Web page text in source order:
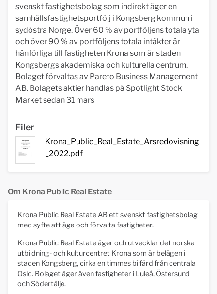
svenskt fastighetsbolag som indirekt äger en
samhällsfastighetsportfölj i Kongsberg kommun i
sydöstra Norge. Över 60 % av portföljens totala yta
och över 90 % av portföljens totala intäkter är
hänförliga till fastigheten Krona som är staden
Kongsbergs akademiska och kulturella centrum.
Bolaget förvaltas av Pareto Business Management
AB. Bolagets aktier handlas på Spotlight Stock
Market sedan 31 mars
Filer
Krona_Public_Real_Estate_Arsredovisning
_2022.pdf
Om Krona Public Real Estate
Krona Public Real Estate AB ett svenskt fastighetsbolag
med syfte att äga och förvalta fastigheter.
Krona Public Real Estate äger och utvecklar det norska
utbildning- och kulturcentret Krona som är belägen i
staden Kongsberg, cirka en timmes bilfärd från centrala
Oslo. Bolaget äger även fastigheter i Luleå, Östersund
och Södertälje.